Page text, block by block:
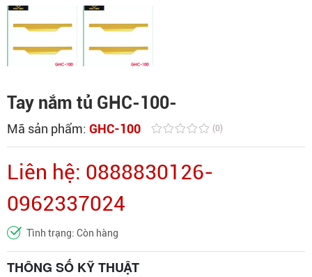
Tay nắm tủ GHC-100-
Mã sản phẩm: GHC-100 (0)
Liên hệ: 0888830126-
0962337024
Tình trạng: Còn hàng
THÔNG SỐ KỸ THUẬT